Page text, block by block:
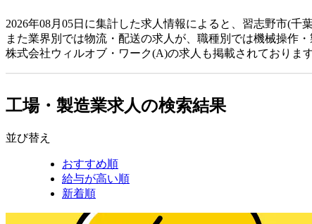
2026年08月05日に集計した求人情報によると、習志野市(千
また業界別では物流・配送の求人が、職種別では機械操作
株式会社ウィルオブ・ワーク(A)の求人も掲載されておりま
工場・製造業求人の検索結果
並び替え
おすすめ順
給与が高い順
新着順